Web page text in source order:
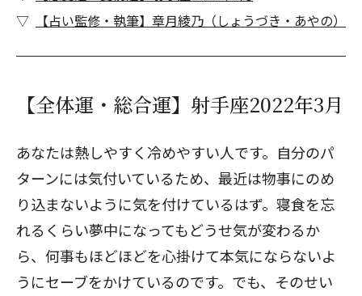
【占い監修・執筆】章月綾乃（しょうづき・あやの）
【全体運・総合運】射手座2022年3月
あなたは熱しやすく冷めやすい人です。自分のパ
ターンには気付いているため、最近は物事にのめ
り込まないように気を付けているはず。寝食を忘
れるくらい夢中になってもどうせ気が変わるか
ら、何事もほどほどを心掛けて本気にならないよ
うにセーブをかけているのです。でも、そのせい